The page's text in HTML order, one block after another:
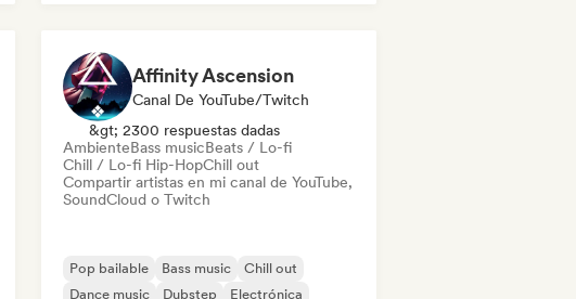
Affinity Ascension
Canal De YouTube/Twitch
&gt; 2300 respuestas dadas
AmbienteBass musicBeats / Lo-fi
Chill / Lo-fi Hip-HopChill out
Compartir artistas en mi canal de YouTube,
SoundCloud o Twitch
Pop bailable Bass music
Chill out
Dance music
Dubstep
Electrónica